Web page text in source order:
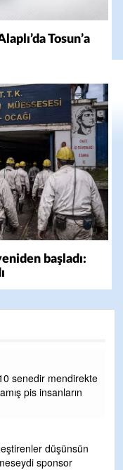
Tosun’a
başladı:
SEKIZ YIL
ETRASFINDA
DUVARLAR
kederli ailesine Rabbim